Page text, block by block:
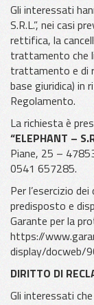
Gli interessati
S.R.L.”, nei casi
rettifica, la
trattamento che
trattamento e di
base giuridica) in
Regolamento.
La richiesta è
“ELEPHANT –
Piane, 25 –
0541 657285.
Per l’esercizio
predisposto e
Garante per la
https://
display/docweb/
DIRITTO DI
Gli interessati